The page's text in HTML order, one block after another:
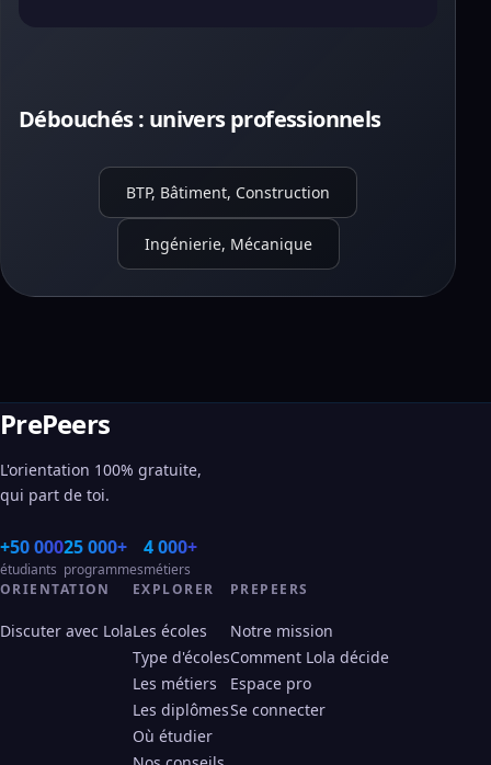
Débouchés : univers professionnels
BTP, Bâtiment, Construction
Ingénierie, Mécanique
PrePeers
L'orientation 100% gratuite,
qui part de toi.
+50 000
étudiants
25 000+
programmes
4 000+
métiers
ORIENTATION
Discuter avec Lola
EXPLORER
Les écoles
Type d'écoles
Les métiers
Les diplômes
Où étudier
PREPEERS
Notre mission
Comment Lola décide
Espace pro
Se connecter